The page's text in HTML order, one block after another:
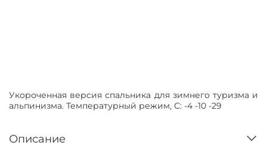
Укороченная версия спальника для зимнего туризма и
альпинизма. Температурный режим, С: -4 -10 -29
Описание